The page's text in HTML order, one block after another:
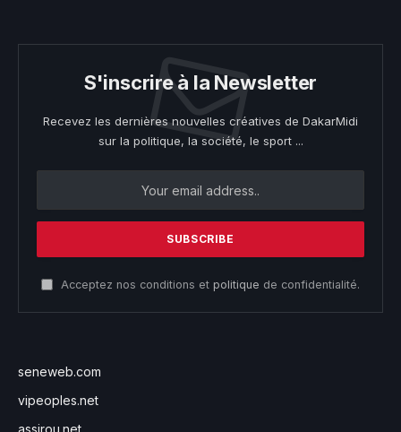
S'inscrire à la Newsletter
Recevez les dernières nouvelles créatives de DakarMidi
sur la politique, la société, le sport ...
Acceptez nos conditions et politique de confidentialité.
seneweb.com
vipeoples.net